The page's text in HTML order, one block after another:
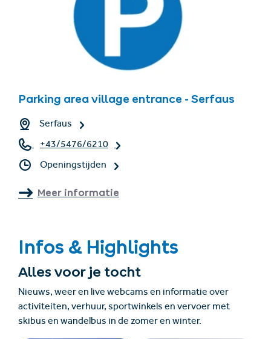
Parking area village entrance - Serfaus
Serfaus
+43/5476/6210
Openingstijden
Meer informatie
Infos & Highlights
Alles voor je tocht
Nieuws, weer en live webcams en informatie over
activiteiten, verhuur, sportwinkels en vervoer met
skibus en wandelbus in de zomer en winter.